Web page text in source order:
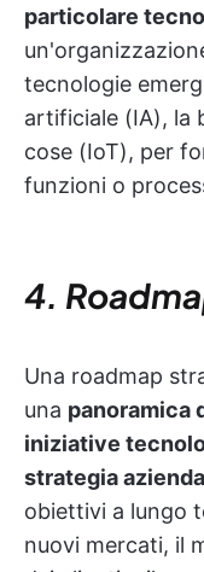
particolare
tecnologie
artificiale (IA), la
cose (IoT), per
funzioni o
4.
Una roadmap
una panoramica
iniziative
strategia
obiettivi a lungo
nuovi mercati, il